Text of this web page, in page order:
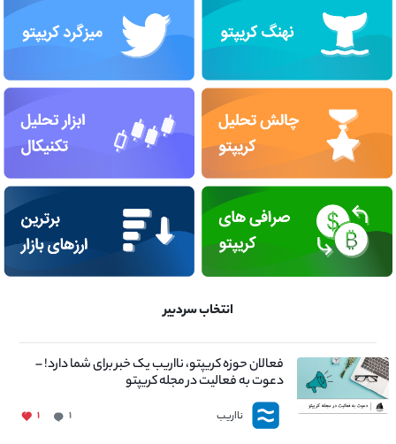
انتخاب سردبیر
فعالان حوزه کریپتو، نااریب یک خبر برای شما دارد! –
دعوت به فعالیت در مجله کریپتو
نااریب ۱ ۱